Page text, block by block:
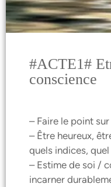
#ACTE1#
conscience
– Faire le point
– Être heureux,
quels indices,
– Estime de soi /
incarner